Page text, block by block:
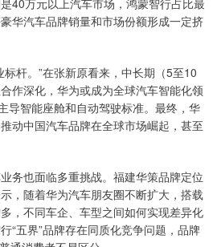
华汽车品牌销量和市场份额形成一定挤
杆。”在张新原看来，中长期（5至10
作深化，华为或成为全球汽车智能化领
导智能座舱和自动驾驶标准。最终，华
动中国汽车品牌在全球市场崛起，甚至
务也面临多重挑战。福建华策品牌定位
，随着华为汽车朋友圈不断扩大，搭载
，不同车企、车型之间如何实现差异化
“五界”品牌存在同质化竞争问题，品牌